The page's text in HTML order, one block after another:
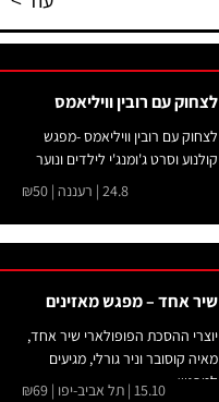
לצחוק עם רובין וויליאמס
לצחוק עם רובין וויליאמס -מפגש
קולנוע וסרט ג'ומנג'י לילדים ונוער
24.8 | רעננה | ₪50
שיר אחד – מפגש מאזינים
יוצרי ההסכת הפופולארי שיר אחד,
מאיה קוסובר וניר גורלי, מגיעים
למפגש... 15.10 | תל אביב-יפו | ₪69